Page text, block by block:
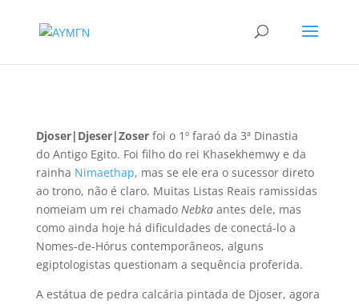
Djoser| Djeser|Zoser foi o 1º faraó da 3ª Dinastia
do Antigo Egito. Foi filho do rei Khasekhemwye da
rainha Nimaethap, mas se ele era o sucessor direto
ao trono, não é claro. Muitas Listas Reais ramissidas
nomeiam um rei chamado Nebkaantes dele, mas
como ainda hoje há dificuldades de conectá-lo a
Nomes-de-Hórus contemporâneos, alguns
egiptologistas questionam a sequência proferida.
A estátua de pedra calcária pintada de Djoser, agora